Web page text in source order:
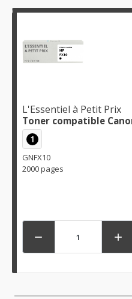
L'Essentiel à Petit Prix
Toner compatible
1
GNFX10
2000 pages
 